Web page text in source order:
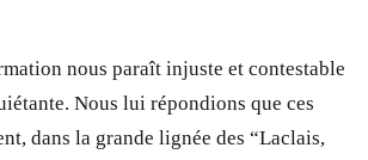
nous paraît injuste et contestable
Nous lui répondions que ces
dans la grande lignée des “Laclais,